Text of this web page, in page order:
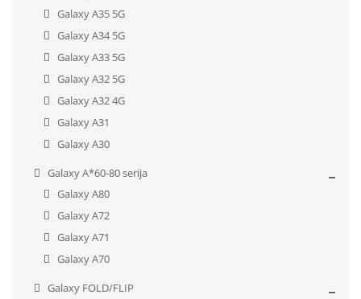
Galaxy A35 5G
Galaxy A34 5G
Galaxy A33 5G
Galaxy A32 5G
Galaxy A32 4G
Galaxy A31
Galaxy A30
Galaxy A*60-80 serija
Galaxy A80
Galaxy A72
Galaxy A71
Galaxy A70
Galaxy FOLD/FLIP